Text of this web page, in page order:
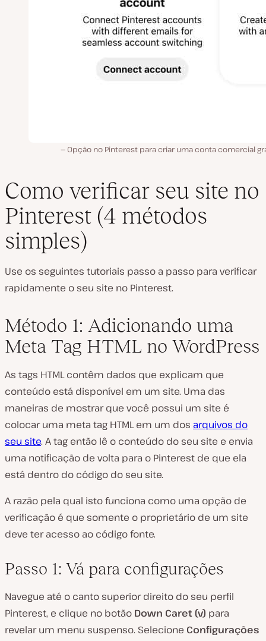
Opção no Pinterest para criar uma conta comercial
Como verificar seu site no
Pinterest (4 métodos
simples)
Use os seguintes tutoriais passo a passo para verificar
rapidamente o seu site no Pinterest.
Método 1: Adicionando uma
Meta Tag HTML no WordPress
As tags HTML contêm dados que explicam que
conteúdo está disponível em um site. Uma das
maneiras de mostrar que você possui um site é
colocar uma meta tag HTML em um dos arquivos do
seu site. A tag então lê o conteúdo do seu site e envia
uma notificação de volta para o Pinterest de que ela
está dentro do código do seu site.
A razão pela qual isto funciona como uma opção de
verificação é que somente o proprietário de um site
deve ter acesso ao código fonte.
Passo 1: Vá para configurações
Navegue até o canto superior direito do seu perfil
Pinterest, e clique no botão Down Caret (v) para
revelar um menu suspenso. Selecione Configurações